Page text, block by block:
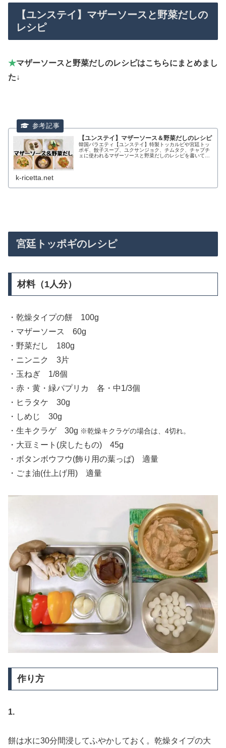
【ユンステイ】マザーソースと野菜だしの
レシピ
★マザーソースと野菜だしのレシピはこちらにまとめまし
た↓
【ユンステイ】マザーソース＆野菜だしのレシピ
韓国バラエティ【ユンステイ】特製トッカルビや宮廷トッ
ポギ、餃子スープ、ユクサンジョク、チムタク、チャプチ
ェに使われるマザーソースと野菜だしのレシピを書いてい
k-ricetta.net
宮廷トッポギのレシピ
材料（1人分）
・乾燥タイプの餅 100g
・マザーソース 60g
・野菜だし 180g
・ニンニク 3片
・玉ねぎ 1/8個
・赤・黄・緑パプリカ 各・中1/3個
・ヒラタケ 30g
・しめじ 30g
・生キクラゲ 30g ※乾燥キクラゲの場合は、4切れ。
・大豆ミート(戻したもの) 45g
・ボタンボウフウ(飾り用の葉っぱ) 適量
・ごま油(仕上げ用) 適量
作り方
1.
餅は水に30分間浸してふやかしておく。乾燥タイプの大